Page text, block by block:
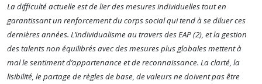
La difficulté actuelle est de lier des mesures individuelles tout en
garantissant un renforcement du corps social qui tend à se diluer ces
dernières années. L’individualisme au travers desEAP (2), etla gestion
des talents non équilibrés avec des mesures plus globalesmettent à
mal le sentiment d’appartenance et de reconnaissance. La clarté, la
lisibilité, le partage de règles de base, de valeurs ne doivent pas être